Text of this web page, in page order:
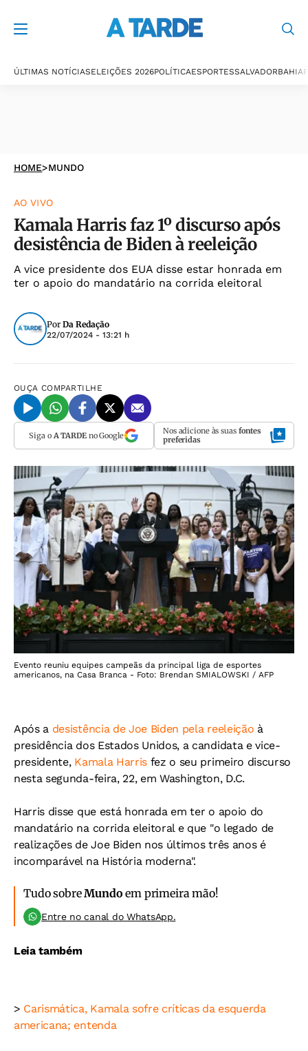
ÚLTIMAS NOTÍCIASELEIÇÕES 2026POLÍTICAESPORTESSALVADORBAHIA
HOME>MUNDO
AO VIVO
Kamala Harris faz 1º discurso após
desistência de Biden à reeleição
A vice presidente dos EUA disse estar honrada em
ter o apoio do mandatário na corrida eleitoral
Por Da Redação
22/07/2024 - 13:21 h
OUÇA COMPARTILHE
Siga o A TARDEno Google Nos adicione às suas fontes
preferidas
Evento reuniu equipes campeãs da principal liga de esportes
americanos, na Casa Branca - Foto: Brendan SMIALOWSKI / AFP
Após a desistência de Joe Biden pela reeleição à
presidência dos Estados Unidos, a candidata e vice-
presidente, Kamala Harris fez o seu primeiro discurso
nesta segunda-feira, 22, em Washington, D.C.
Harris disse que está honrada em ter o apoio do
mandatário na corrida eleitoral e que "o legado de
realizações de Joe Biden nos últimos três anos é
incomparável na História moderna".
Tudo sobreMundo em primeira mão!
Entre no canal do WhatsApp.
Leia também
> Carismática, Kamala sofre críticas da esquerda
americana; entenda